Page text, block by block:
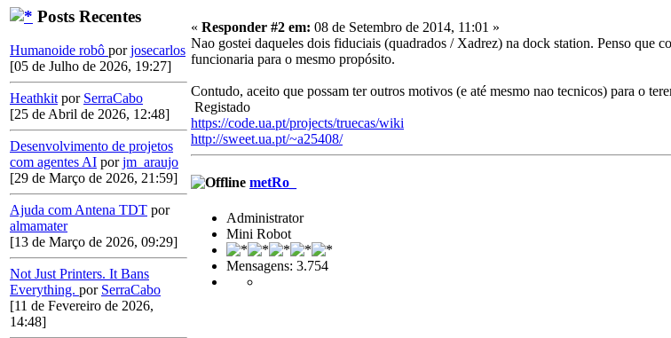
Posts Recentes
Humanoide robô porjosecarlos
[05 de Julho de 2026, 19:27]
Heathkit por SerraCabo
[25 de Abril de 2026, 12:48]
Desenvolvimento de projetos
com agentes AI porjm_araujo
[29 de Março de 2026, 21:59]
Ajuda com Antena TDT por
almamater
[13 de Março de 2026, 09:29]
Not Just Printers. It Bans
Everything. por SerraCabo
[11 de Fevereiro de 2026,
14:48]
« Responder #2 em: 08 de Setembro de 2014, 11:01 »
Nao gostei daqueles dois fiduciais (quadrados / Xadrez) na dock station. Penso que
funcionaria para o mesmo propósito.
Contudo, aceito que possam ter outros motivos (e até mesmo nao tecnicos) para o
Registado
https://code.ua.pt/projects/truecas/wiki
http://sweet.ua.pt/~a25408/
metRo_
Administrator
Mini Robot
Mensagens: 3.754